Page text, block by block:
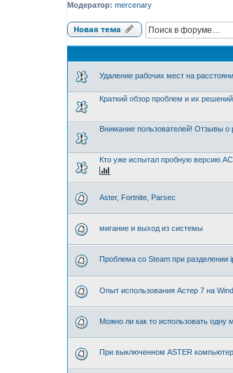
Модератор: mercenary
Новая тема
Удаление рабочих мест на
Краткий обзор проблем и их решений
Внимание пользователей! Отзывы
Кто уже испытал пробную версию
Aster, Fortnite, Parsec
мигание и выход из системы
Проблема со Steam при разделении
Опыт использования Астер 7 на
Можно ли как то использовать одну
При выключенном ASTER